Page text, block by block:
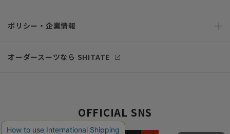
ポリシー・企業情報
オーダースーツなら SHITATE
OFFICIAL SNS